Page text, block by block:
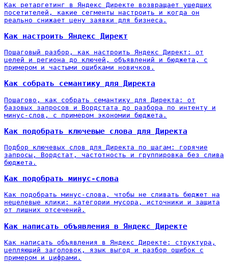
Как ретаргетинг в Яндекс Директе возвращает ушедших
посетителей, какие сегменты настроить и когда он
реально снижает цену заявки для бизнеса.
Как настроить Яндекс Директ
Пошаговый разбор, как настроить Яндекс Директ: от
целей и региона до ключей, объявлений и бюджета, с
примером и частыми ошибками новичков.
Как собрать семантику для Директа
Пошагово, как собрать семантику для Директа: от
базовых запросов и Вордстата до разбора по интенту и
минус-слов, с примером экономии бюджета.
Как подобрать ключевые слова для Директа
Подбор ключевых слов для Директа по шагам: горячие
запросы, Вордстат, частотность и группировка без слива
бюджета.
Как подобрать минус-слова
Как подобрать минус-слова, чтобы не сливать бюджет на
нецелевые клики: категории мусора, источники и защита
от лишних отсечений.
Как написать объявления в Яндекс Директе
Как написать объявления в Яндекс Директе: структура,
цепляющий заголовок, язык выгод и разбор ошибок с
примером и цифрами.